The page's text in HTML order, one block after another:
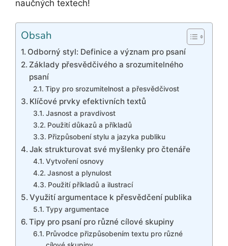
naučných textech!
Obsah
Odborný styl: Definice a význam pro psaní
Základy přesvědčivého a srozumitelného
psaní
Tipy pro srozumitelnost a přesvědčivost
Klíčové prvky efektivních textů
Jasnost a pravdivost
Použití důkazů a příkladů
Přizpůsobení stylu a jazyka publiku
Jak strukturovat své myšlenky pro čtenáře
Vytvoření osnovy
Jasnost a plynulost
Použití příkladů a ilustrací
Využití argumentace k přesvědčení publika
Typy argumentace
Tipy pro psaní pro různé cílové skupiny
Průvodce přizpůsobením textu pro různé